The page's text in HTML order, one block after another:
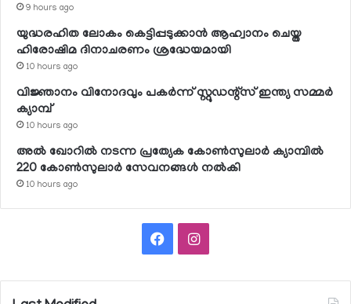
9 hours ago
യുദ്ധരഹിത ലോകം കെട്ടിപ്പടുക്കാന്‍ ആഹ്വാനം ചെയ്ത
ഹിരോഷിമ ദിനാചരണം ശ്രദ്ധേയമായി
10 hours ago
വിജ്ഞാനം വിനോദവും പകര്‍ന്ന് സ്റ്റുഡന്റ്‌സ് ഇന്ത്യ സമ്മര്‍
ക്യാമ്പ്
10 hours ago
അല്‍ ഖോറില്‍ നടന്ന പ്രത്യേക കോണ്‍സുലാര്‍ ക്യാമ്പില്‍
220 കോണ്‍സുലാര്‍ സേവനങ്ങള്‍ നല്‍കി
10 hours ago
FacebookInstagram